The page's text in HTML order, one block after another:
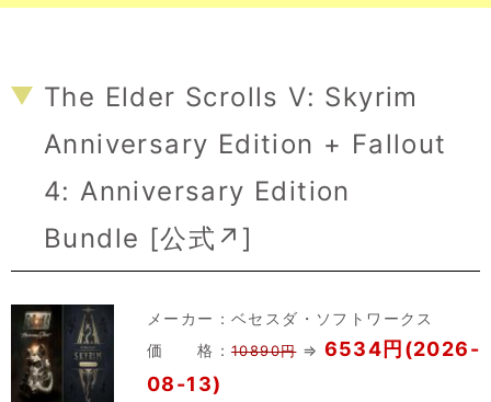
The Elder Scrolls V: Skyrim
Anniversary Edition + Fallout
4: Anniversary Edition
Bundle [公式↗]
メーカー： ベセスダ・ソフトワークス
価 格： 10890円⇒ 6534円(2026-
08-13)